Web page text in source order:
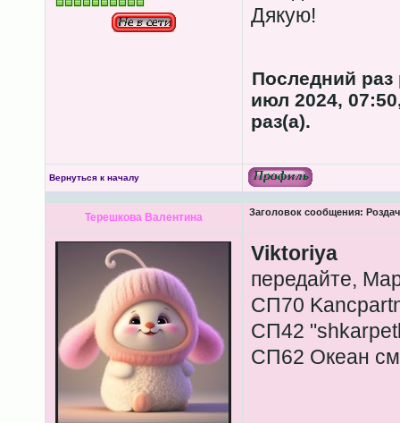
Дякую!
Последний
июл 2024,
раз(а).
Вернуться к началу
Терешкова Валентина Заголовок сообщения:
Viktoriya
передайте,
СП70
СП42
СП62 Океан